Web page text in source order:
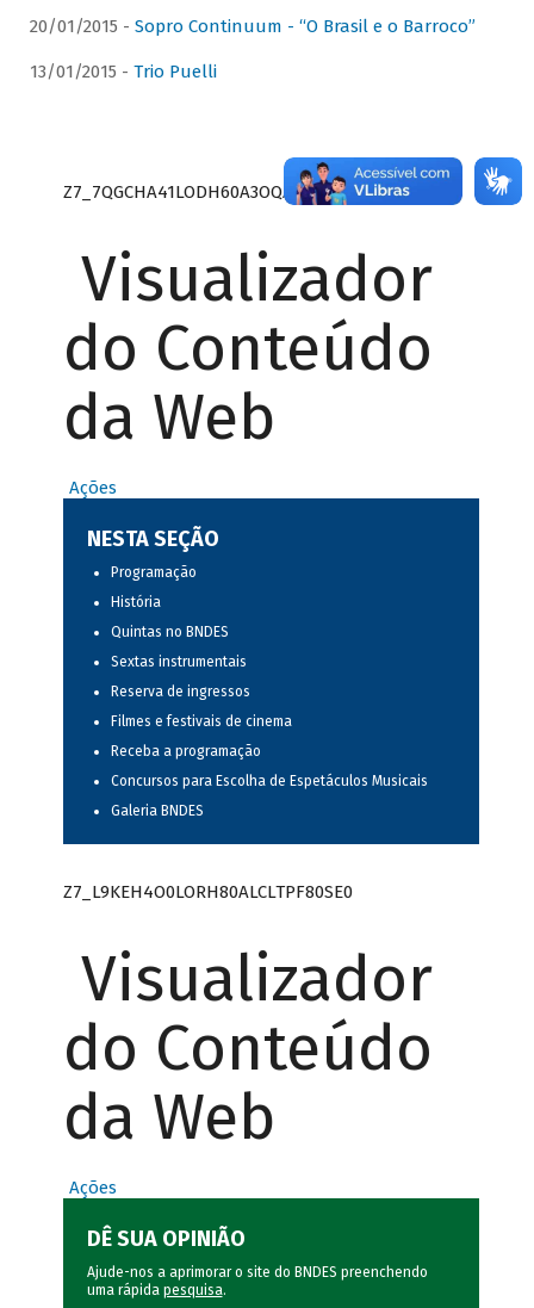
20/01/2015 - Sopro Continuum - “O Brasil e o Barroco”
13/01/2015 - Trio Puelli
Z7_7QGCHA41LODH60A3OQA8RN1415
Visualizador
do Conteúdo
da Web
Ações
NESTA SEÇÃO
Programação
História
Quintas no BNDES
Sextas instrumentais
Reserva de ingressos
Filmes e festivais de cinema
Receba a programação
Concursos para Escolha de Espetáculos Musicais
Galeria BNDES
Z7_L9KEH4O0LORH80ALCLTPF80SE0
Visualizador
do Conteúdo
da Web
Ações
DÊ SUA OPINIÃO
Ajude-nos a aprimorar o site do BNDES preenchendo
uma rápida pesquisa.